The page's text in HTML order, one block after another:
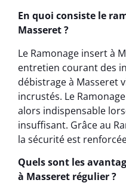
En quoi consiste le
Masseret ?
Le Ramonage insert à
entretien courant des
débistrage à Masseret
incrustés. Le
alors indispensable
insuffisant. Grâce au
la sécurité est
Quels sont les
à Masseret régulier ?